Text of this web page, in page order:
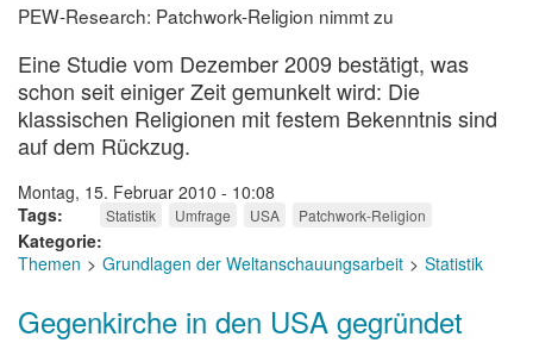
PEW-Research: Patchwork-Religion nimmt zu
Eine Studie vom Dezember 2009 bestätigt, was
schon seit einiger Zeit gemunkelt wird: Die
klassischen Religionen mit festem Bekenntnis sind
auf dem Rückzug.
Montag, 15. Februar 2010 - 10:08
Tags
Statistik Umfrage USA Patchwork-Religion
Kategorie
Themen
Grundlagen der Weltanschauungsarbeit Statistik
Gegenkirche in den USA gegründet